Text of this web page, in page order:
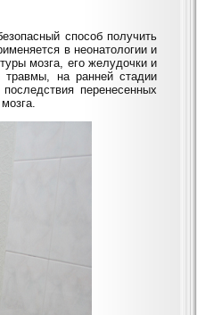
способ получить
в неонатологии и
мозга, его желудочки и
травмы, на ранней стадии
перенесенных